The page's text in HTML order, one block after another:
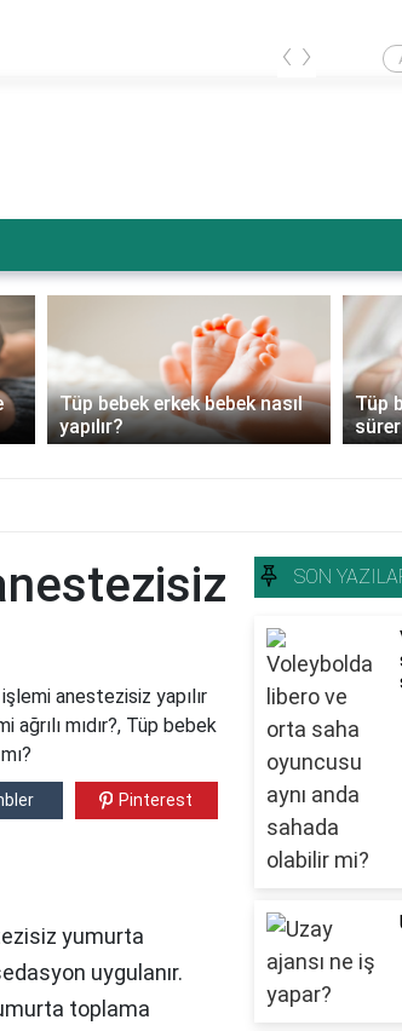
‹ ›
Tüp bebek erkek bebek nasıl
yapılır?
Tüp
anestezisiz yapılır
mıdır?, Tüp bebek
Pinterest
yumurta
uygulanır.
toplama
SON